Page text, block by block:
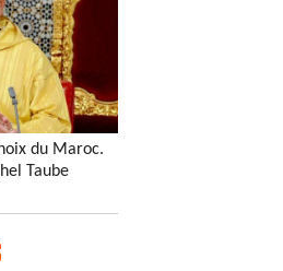
du Maroc.
Taube